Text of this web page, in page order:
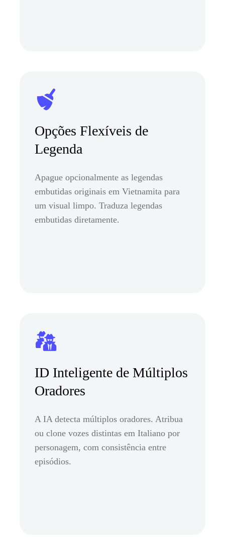
Opções Flexíveis de
Legenda
Apague opcionalmente as legendas
embutidas originais em Vietnamita para
um visual limpo. Traduza legendas
embutidas diretamente.
ID Inteligente de Múltiplos
Oradores
A IA detecta múltiplos oradores. Atribua
ou clone vozes distintas em Italiano por
personagem, com consistência entre
episódios.